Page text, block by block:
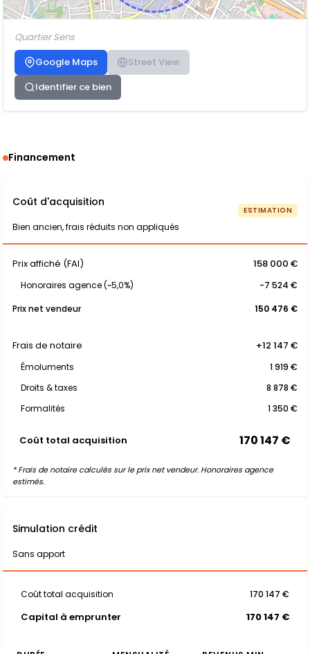
Quartier Sens
Google Maps
Street View
Identifier ce bien
Financement
Coût d'acquisition
Bien ancien, frais réduits non appliqués
ESTIMATION
Prix affiché (FAI) 158 000 €
Honoraires agence (~5,0%)
-7 524 €
Prix net vendeur
150 476 €
Frais de notaire +12 147 €
Émoluments
1 919 €
Droits & taxes
8 878 €
Formalités
1 350 €
Coût total acquisition 170 147 €
* Frais de notaire calculés sur le prix net vendeur. Honoraires agence
estimés.
Simulation crédit
Sans apport
Coût total acquisition 170 147 €
Capital à emprunter 170 147 €